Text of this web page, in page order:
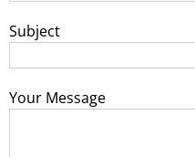
Subject
Your Message